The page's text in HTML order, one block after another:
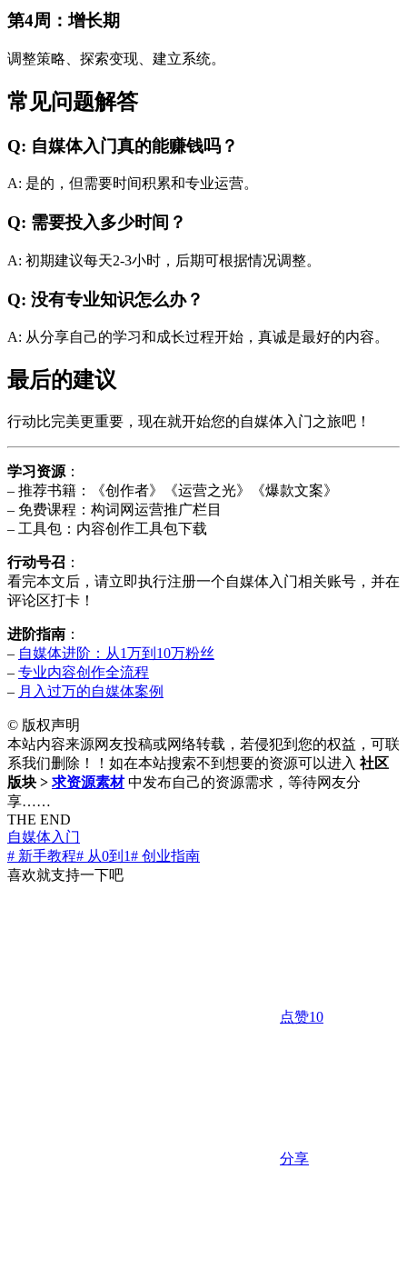
第4周：增长期
调整策略、探索变现、建立系统。
常见问题解答
Q: 自媒体入门真的能赚钱吗？
A: 是的，但需要时间积累和专业运营。
Q: 需要投入多少时间？
A: 初期建议每天2-3小时，后期可根据情况调整。
Q: 没有专业知识怎么办？
A: 从分享自己的学习和成长过程开始，真诚是最好的内容。
最后的建议
行动比完美更重要，现在就开始您的自媒体入门之旅吧！
学习资源 ：
– 推荐书籍：《创作者》《运营之光》《爆款文案》
– 免费课程：构词网运营推广栏目
– 工具包：内容创作工具包下载
行动号召 ：
看完本文后，请立即执行注册一个自媒体入门相关账号，并在
评论区打卡！
进阶指南 ：
– 自媒体进阶：从1万到10万粉丝
– 专业内容创作全流程
– 月入过万的自媒体案例
© 版权声明
本站内容来源网友投稿或网络转载，若侵犯到您的权益，可联
系我们删除！！如在本站搜索不到想要的资源可以进入 社区
版块 > 求资源素材 中发布自己的资源需求，等待网友分
享……
THE END
自媒体入门
# 新手教程# 从0到1# 创业指南
喜欢就支持一下吧
点赞10
分享